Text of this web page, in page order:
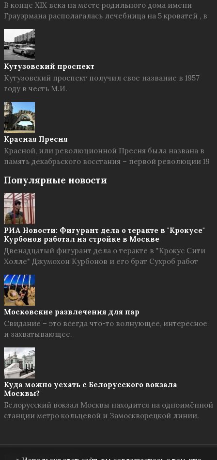
В конце XIX века на месте родильного дома имени
Грауэрмана располагалась лечебница на 5 кроватей , в
Кутузовский проспект
Кутузовский проспект получил свое название в 1957
году в честь М.И.
Красная Пресня
Красной, или революционной Пресня была названа в
память декабрьского восстания – первой революции 19
Популярные новости
РИА Новости: Фигурант дела о теракте в "Крокусе"
Курбонов работал на стройке в Москве
Двенадцатый фигурант дела о теракте в "Крокус Сити
Холле" Джумохон Курбонов и его брат Сухроб работ
Московские развлечения для пар
Свидание – это всегда что-то волнующее, интересное
и захватывающее.
Куда можно уехать с Белорусского вокзала
Москвы?
Белорусский вокзал Москвы находится на одноимённой
станции метро кольцевой и Замоскворецкой линии.
Твоя Москва © 2026